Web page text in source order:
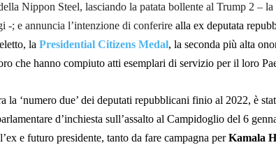
Nippon Steel, lasciando la patata bollente al Trump 2 – la
-; e annuncia l’intenzione di conferire alla ex deputata
la Presidential Citizens Medal, la seconda più alta
che hanno compiuto atti esemplari di servizio per il loro
la ‘numero due’ dei deputati repubblicani finio al 2022, è
d’inchiesta sull’assalto al Campidoglio del 6
e futuro presidente, tanto da fare campagna perKamala